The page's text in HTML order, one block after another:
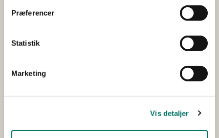
Præferencer
Statistik
Marketing
Vis detaljer
VANDCENTER SYD
samarbejdspartnere
SVENDBORG VAND
Aarhus Universitet
DANKALK K/S